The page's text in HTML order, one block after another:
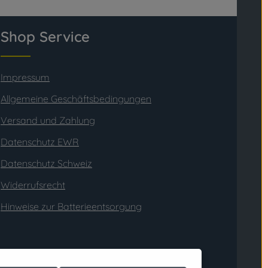
Shop Service
Impressum
Allgemeine Geschäftsbedingungen
Versand und Zahlung
Datenschutz EWR
Datenschutz Schweiz
Widerrufsrecht
Hinweise zur Batterieentsorgung